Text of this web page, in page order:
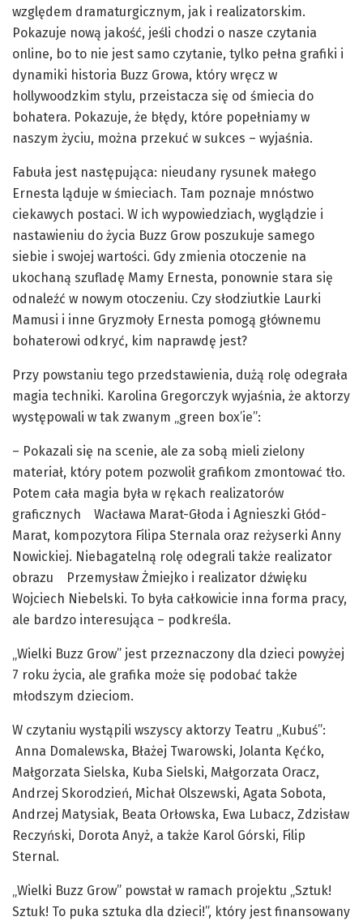
względem dramaturgicznym, jak i realizatorskim.
Pokazuje nową jakość, jeśli chodzi o nasze czytania
online, bo to nie jest samo czytanie, tylko pełna grafiki i
dynamiki historia Buzz Growa, który wręcz w
hollywoodzkim stylu, przeistacza się od śmiecia do
bohatera. Pokazuje, że błędy, które popełniamy w
naszym życiu, można przekuć w sukces – wyjaśnia.
Fabuła jest następująca: nieudany rysunek małego
Ernesta ląduje w śmieciach. Tam poznaje mnóstwo
ciekawych postaci. W ich wypowiedziach, wyglądzie i
nastawieniu do życia Buzz Grow poszukuje samego
siebie i swojej wartości. Gdy zmienia otoczenie na
ukochaną szufladę Mamy Ernesta, ponownie stara się
odnaleźć w nowym otoczeniu. Czy słodziutkie Laurki
Mamusi i inne Gryzmoły Ernesta pomogą głównemu
bohaterowi odkryć, kim naprawdę jest?
Przy powstaniu tego przedstawienia, dużą rolę odegrała
magia techniki. Karolina Gregorczyk wyjaśnia, że aktorzy
występowali w tak zwanym „green box’ie”:
– Pokazali się na scenie, ale za sobą mieli zielony
materiał, który potem pozwolił grafikom zmontować tło.
Potem cała magia była w rękach realizatorów
graficznych Wacława Marat-Głoda i Agnieszki Głód-
Marat, kompozytora Filipa Sternala oraz reżyserki Anny
Nowickiej. Niebagatelną rolę odegrali także realizator
obrazu Przemysław Żmiejko i realizator dźwięku
Wojciech Niebelski. To była całkowicie inna forma pracy,
ale bardzo interesująca – podkreśla.
„Wielki Buzz Grow” jest przeznaczony dla dzieci powyżej
7 roku życia, ale grafika może się podobać także
młodszym dzieciom.
W czytaniu wystąpili wszyscy aktorzy Teatru „Kubuś”:
Anna Domalewska, Błażej Twarowski, Jolanta Kęćko,
Małgorzata Sielska, Kuba Sielski, Małgorzata Oracz,
Andrzej Skorodzień, Michał Olszewski, Agata Sobota,
Andrzej Matysiak, Beata Orłowska, Ewa Lubacz, Zdzisław
Reczyński, Dorota Anyż, a także Karol Górski, Filip
Sternal.
„Wielki Buzz Grow” powstał w ramach projektu „Sztuk!
Sztuk! To puka sztuka dla dzieci!”, który jest finansowany